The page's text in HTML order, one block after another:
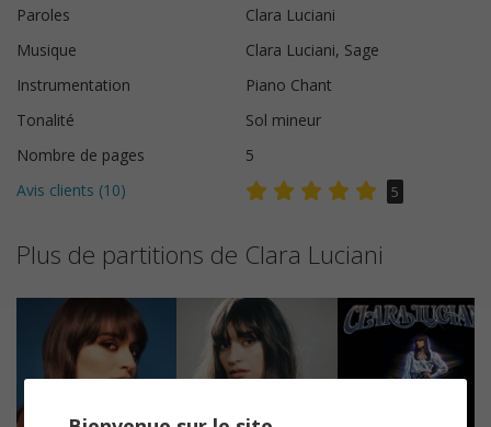
Paroles
Clara Luciani
Musique
Clara Luciani, Sage
Instrumentation
Piano Chant
Tonalité
Sol mineur
Nombre de pages
5
Avis clients (10) 5
Plus de partitions de Clara Luciani